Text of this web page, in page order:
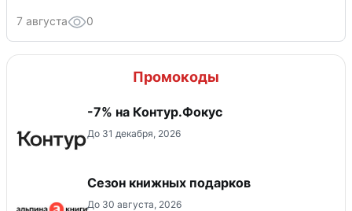
7 августа 0
Промокоды
-7% на Контур.Фокус
До 31 декабря, 2026
Сезон книжных подарков
До 30 августа, 2026